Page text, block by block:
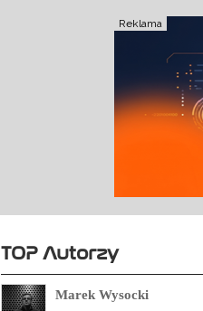
Reklama
TOP Autorzy
Marek Wysocki